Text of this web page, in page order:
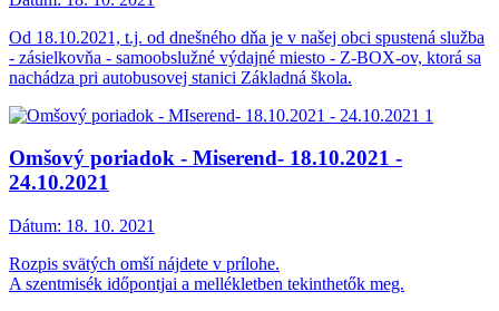
Od 18.10.2021, t.j. od dnešného dňa je v našej obci spustená služba
- zásielkovňa - samoobslužné výdajné miesto - Z-BOX-ov, ktorá sa
nachádza pri autobusovej stanici Základná škola.
Omšový poriadok - Miserend- 18.10.2021 -
24.10.2021
Dátum: 18. 10. 2021
Rozpis svätých omší nájdete v prílohe.
A szentmisék időpontjai a mellékletben tekinthetők meg.